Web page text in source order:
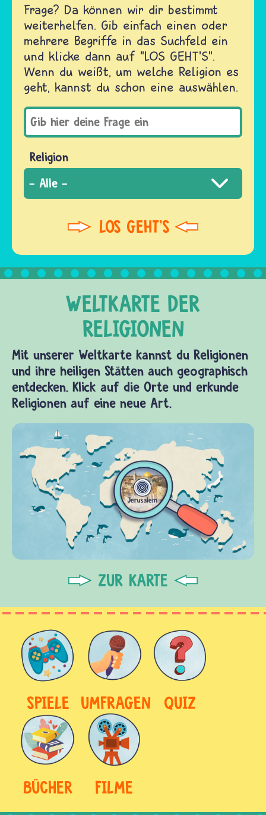
Frage? Da können wir dir bestimmt
weiterhelfen. Gib einfach einen oder
mehrere Begriffe in das Suchfeld ein
und klicke dann auf "LOS GEHT'S".
Wenn du weißt, um welche Religion es
geht, kannst du schon eine auswählen.
Religion
Mit unserer Weltkarte kannst du Religionen
und ihre heiligen Stätten auch geographisch
entdecken. Klick auf die Orte und erkunde
Religionen auf eine neue Art.
ZUR KARTE
SPIELE UMFRAGEN QUIZ
BÜCHER FILME